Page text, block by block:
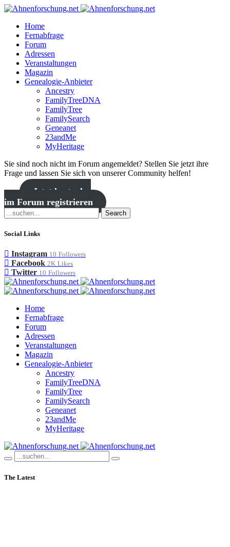
Home
Fernabfrage
Forum
Adressen
Veranstaltungen
Magazin
Genealogie-Anbieter
Ancestry
FamilyTreeDNA
FamilyTree
FamilySearch
Geneanet
23andMe
MyHeritage
Sie sind noch nicht im Forum angemeldet? Stellen Sie jetzt ihre
Frage und lassen Sie sich von unserer Community helfen!
Jetzt kostenlos
im Forum registrieren
Search
Social Links
Instagram 10 Followers
Facebook 2K Likes
Twitter 10 Followers
Home
Fernabfrage
Forum
Adressen
Veranstaltungen
Magazin
Genealogie-Anbieter
Ancestry
FamilyTreeDNA
FamilyTree
FamilySearch
Geneanet
23andMe
MyHeritage
The Latest